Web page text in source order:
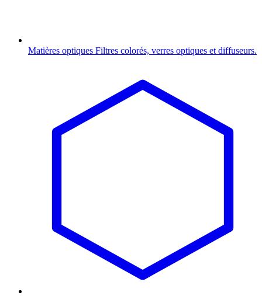
Matières optiques Filtres colorés, verres optiques et diffuseurs.